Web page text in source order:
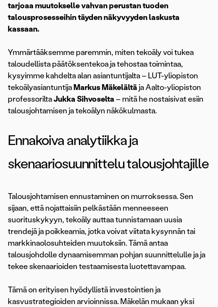
tarjoaa muutokselle vahvan perustan tuoden
talousprosesseihin täydennäkyvyydenlaskusta
kassaan.
Ymmärtääksemme paremmin, miten tekoäly voi tukea
taloudellista päätöksentekoa ja tehostaa toimintaa,
kysyimme kahdelta alan asiantuntijalta – LUT-yliopiston
tekoälyasiantuntija Markus Mäkelältä ja Aalto-yliopiston
professoriltaJukka Sihvoselta – mitä he nostaisivat esiin
talousjohtamisen ja tekoälyn näkökulmasta.
Ennakoiva analytiikka ja
skenaariosuunnittelu talousjohtajille
Talousjohtamisen ennustaminen on murroksessa. Sen
sijaan, että nojattaisiin pelkästään menneeseen
suorituskykyyn, tekoäly auttaa tunnistamaan uusia
trendejä ja poikkeamia, jotka voivat viitata kysynnän tai
markkinaolosuhteiden muutoksiin. Tämä antaa
talousjohdolle dynaamisemman pohjan suunnittelulle ja ja
tekee skenaarioiden testaamisesta luotettavampaa.
Tämä on erityisen hyödyllistä investointien ja
kasvustrategioiden arvioinnissa. Mäkelän mukaan yksi